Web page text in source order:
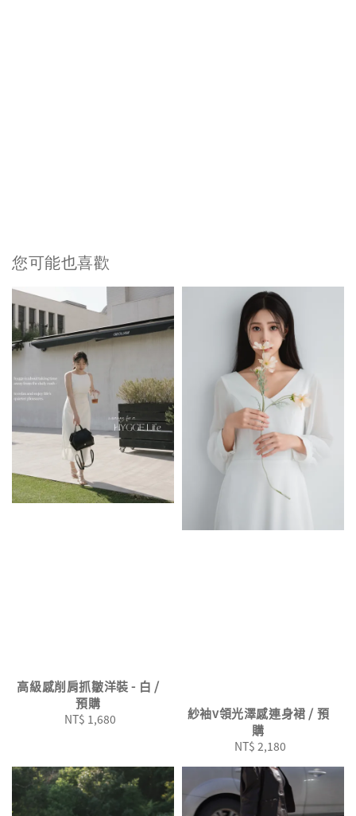
您可能也喜歡
高級感削肩抓皺洋裝 - 白 /
預購
Regular
NT$ 1,680
紗袖v領光澤感連身裙 / 預
購
Regular
price
NT$ 2,180